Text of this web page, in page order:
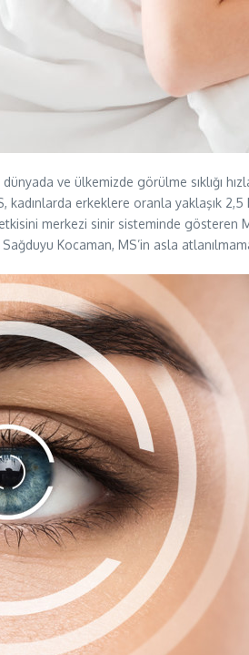
ve ülkemizde görülme sıklığı
kadınlarda erkeklere oranla yaklaşık
merkezi sinir sisteminde
Kocaman, MS’in asla